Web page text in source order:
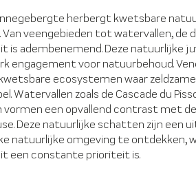
herbergt kwetsbare
Van veengebieden tot watervallen, de
is adembenemend. Deze natuurlijke
engagement voor natuurbehoud.
ecosystemen waar
Watervallen zoals de Cascade du
vormen een opvallend contrast met
Deze natuurlijke schatten zijn een
natuurlijke omgeving te ontdekken,
een constante prioriteit is.